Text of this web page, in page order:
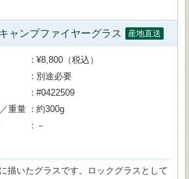
ャンプファイヤーグラス 産地直送
¥8,800（税込）
別途必要
#0422509
重量
約300g
－
描いたグラスです。ロックグラスとして